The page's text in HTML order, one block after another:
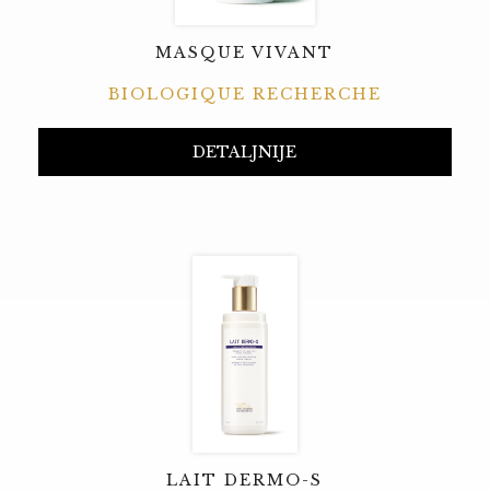
MASQUE VIVANT
BIOLOGIQUE RECHERCHE
DETALJNIJE
LAIT DERMO-S